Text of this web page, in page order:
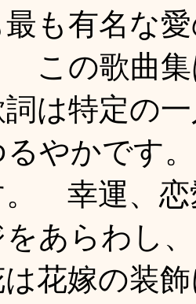
も有名な
この歌曲集
詞は特定の
るやかです
。 幸運、恋
あらわし
花嫁の装